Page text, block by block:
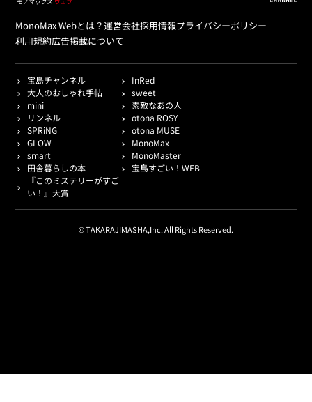
MonoMax Webとは？運営会社採用情報プライバシーポリシー
利用規約広告掲載について
宝島チャンネル
InRed
大人のおしゃれ手帖
sweet
mini
素敵なあの人
リンネル
otona ROSY
SPRiNG
otona MUSE
GLOW
MonoMax
smart
MonoMaster
田舎暮らしの本
宝島すごい！WEB
『このミステリーがすご
い！』大賞
© TAKARAJIMASHA,Inc. All Rights Reserved.